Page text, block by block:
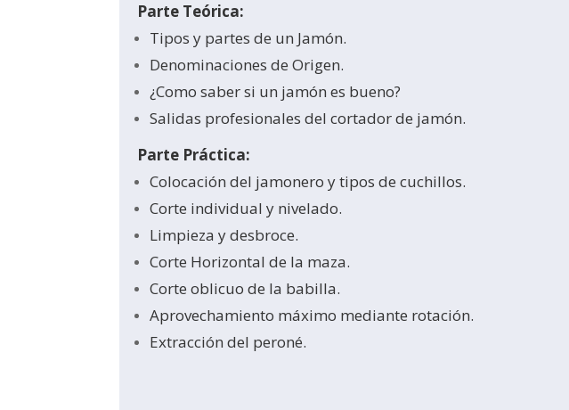
Parte Teórica:
Tipos y partes de un Jamón.
Denominaciones de Origen.
¿Como saber si un jamón es bueno?
Salidas profesionales del cortador de jamón.
Parte Práctica:
Colocación del jamonero y tipos de cuchillos.
Corte individual y nivelado.
Limpieza y desbroce.
Corte Horizontal de la maza.
Corte oblicuo de la babilla.
Aprovechamiento máximo mediante rotación.
Extracción del peroné.